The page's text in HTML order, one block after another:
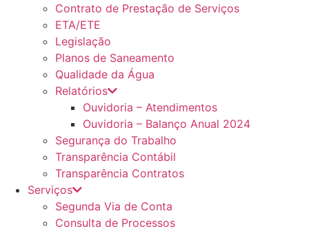
Contrato de Prestação de Serviços
ETA/ETE
Legislação
Planos de Saneamento
Qualidade da Água
Relatórios
Ouvidoria – Atendimentos
Ouvidoria – Balanço Anual 2024
Segurança do Trabalho
Transparência Contábil
Transparência Contratos
Serviços
Segunda Via de Conta
Consulta de Processos